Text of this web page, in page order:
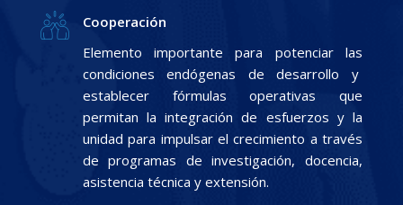
Cooperación
Elemento importante para potenciar las
condiciones endógenas de desarrollo y
establecer fórmulas operativas que
permitan la integración de esfuerzos y la
unidad para impulsar el crecimiento a través
de programas de investigación, docencia,
asistencia técnica y extensión.